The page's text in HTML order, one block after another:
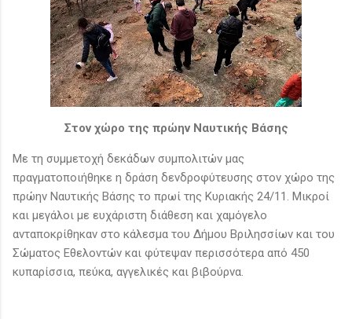
Στον χώρο της πρώην Ναυτικής Βάσης
Με τη συμμετοχή δεκάδων συμπολιτών μας
πραγματοποιήθηκε η δράση δενδροφύτευσης στον χώρο της
πρώην Ναυτικής Βάσης το πρωί της Κυριακής 24/11. Μικροί
και μεγάλοι με ευχάριστη διάθεση και χαμόγελο
ανταποκρίθηκαν στο κάλεσμα του Δήμου Βριλησσίων και του
Σώματος Εθελοντών και φύτεψαν περισσότερα από 450
κυπαρίσσια, πεύκα, αγγελικές και βιβούρνα.